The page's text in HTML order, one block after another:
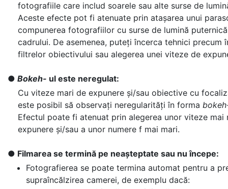
fotografiile care includ soarele sau alte surse de
Aceste efecte pot fi atenuate prin atașarea unui
compunerea fotografiilor cu surse de lumină
cadrului. De asemenea, puteți încerca tehnici precum
filtrelor obiectivului sau alegerea unei viteze de
Bokeh- ul este neregulat:
Cu viteze mari de expunere și/sau obiective cu
este posibil să observați neregularități în forma
Efectul poate fi atenuat prin alegerea unor viteze mai
expunere și/sau a unor numere f mai mari.
Filmarea se termină pe neașteptate sau nu începe:
Fotografierea se poate termina automat pentru a
supraîncălzirea camerei, de exemplu dacă: